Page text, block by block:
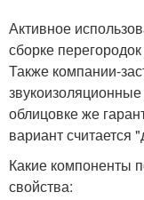
Активное
сборке
Также компании-
облицовке же
вариант
Какие компоненты
свойства: